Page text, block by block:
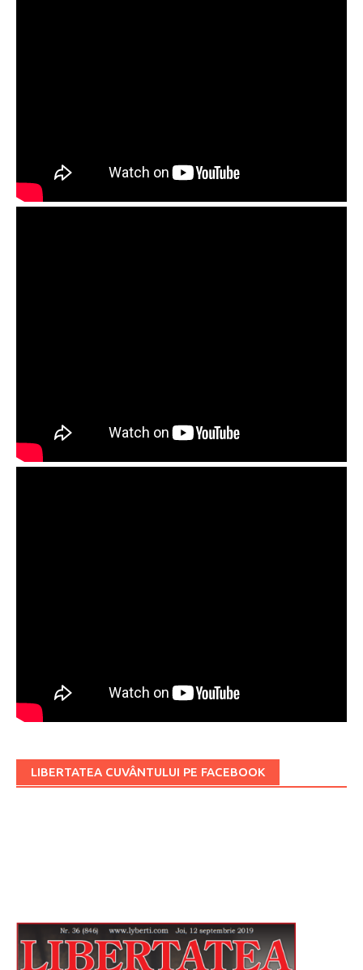
LIBERTATEA CUVÂNTULUI PE FACEBOOK